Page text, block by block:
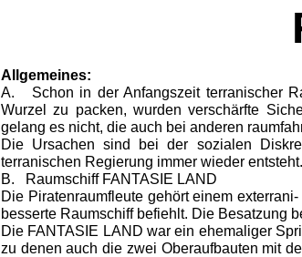
Allgemeines:
A. Schon in der Anfangszeit terranischer
Wurzel zu packen, wurden verschärfte
gelang es nicht, die auch bei anderen
Die Ursachen sind bei der sozialen
terranischen Regierung immer wieder entsteht.
B.
Raumschiff FANTASIE LAND
Die Piratenraumfleute gehört einem
besserte Raumschiff befiehlt. Die Besatzung
Die FANTASIE LAND war ein ehemaliger
zu denen auch die zwei Oberaufbauten mit